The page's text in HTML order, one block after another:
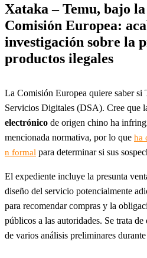
Xataka – Temu, bajo
Comisión Europea:
investigación sobre la
productos ilegales
La Comisión Europea quiere saber
Servicios Digitales (DSA). Cree que
electrónico de origen chino ha
mencionada normativa, por lo que ha
n formal para determinar si sus
El expediente incluye la presunta
diseño del servicio potencialmente
para recomendar compras y la
públicos a las autoridades. Se trata
de varios análisis preliminares